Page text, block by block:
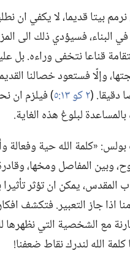
بيتا قديما،‏ لا يكفي ان
البناء،‏ فسيؤدي ذلك الى
قناعا نتخفى وراءه.‏ بل
وإلّا فستعود خصالنا
دقيقا.‏ (‏٢ كو ١٣:‏٥
‏)‏ فيلزم ان
لبلوغ هذه الغاية.‏
«كلمة الله حية
وبين المفاصل ومخها،‏
المقدس،‏ يمكن ان تؤثر
اذا جاز التعبير.‏ فتكشف
مع الشخصية التي نظهرها
كلمة الله لندرك نقاط ضعفنا!‏